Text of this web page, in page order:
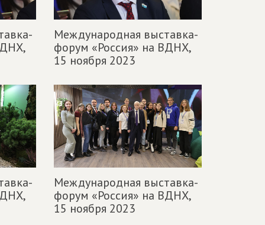
Международная выставка-
форум «Россия» на ВДНХ,
15 ноября 2023
Международная выставка-
форум «Россия» на ВДНХ,
15 ноября 2023